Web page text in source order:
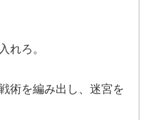
れろ。
術を編み出し、迷宮を